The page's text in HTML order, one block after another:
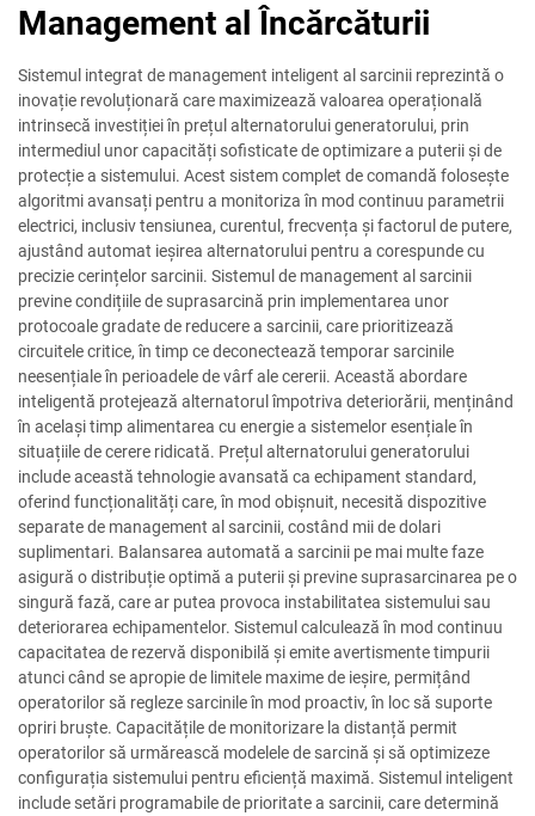
Management al Încărcăturii
Sistemul integrat de management inteligent al sarcinii reprezintă o
inovație revoluționară care maximizează valoarea operațională
intrinsecă investiției în prețul alternatorului generatorului, prin
intermediul unor capacități sofisticate de optimizare a puterii și de
protecție a sistemului. Acest sistem complet de comandă folosește
algoritmi avansați pentru a monitoriza în mod continuu parametrii
electrici, inclusiv tensiunea, curentul, frecvența și factorul de putere,
ajustând automat ieșirea alternatorului pentru a corespunde cu
precizie cerințelor sarcinii. Sistemul de management al sarcinii
previne condițiile de suprasarcină prin implementarea unor
protocoale gradate de reducere a sarcinii, care prioritizează
circuitele critice, în timp ce deconectează temporar sarcinile
neesențiale în perioadele de vârf ale cererii. Această abordare
inteligentă protejează alternatorul împotriva deteriorării, menținând
în același timp alimentarea cu energie a sistemelor esențiale în
situațiile de cerere ridicată. Prețul alternatorului generatorului
include această tehnologie avansată ca echipament standard,
oferind funcționalități care, în mod obișnuit, necesită dispozitive
separate de management al sarcinii, costând mii de dolari
suplimentari. Balansarea automată a sarcinii pe mai multe faze
asigură o distribuție optimă a puterii și previne suprasarcinarea pe o
singură fază, care ar putea provoca instabilitatea sistemului sau
deteriorarea echipamentelor. Sistemul calculează în mod continuu
capacitatea de rezervă disponibilă și emite avertismente timpurii
atunci când se apropie de limitele maxime de ieșire, permițând
operatorilor să regleze sarcinile în mod proactiv, în loc să suporte
opriri bruște. Capacitățile de monitorizare la distanță permit
operatorilor să urmărească modelele de sarcină și să optimizeze
configurația sistemului pentru eficiență maximă. Sistemul inteligent
include setări programabile de prioritate a sarcinii, care determină